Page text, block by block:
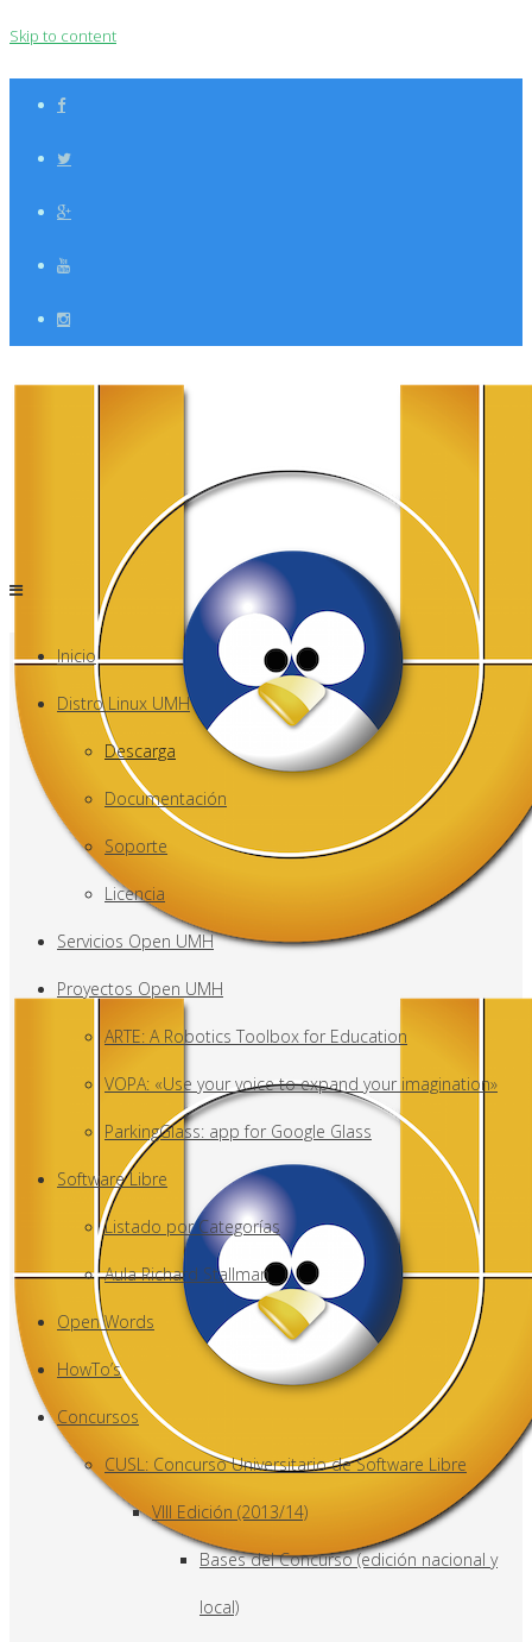
Skip to content
Inicio
Distro Linux UMH
Descarga
Documentación
Soporte
Licencia
Servicios Open UMH
Proyectos Open UMH
ARTE: A Robotics Toolbox for Education
VOPA: «Use your voice to expand your imagination»
ParkingGlass: app for Google Glass
Software Libre
Listado por Categorías
Aula Richard Stallman
Open Words
HowTo’s
Concursos
CUSL: Concurso Universitario de Software Libre
VIII Edición (2013/14)
Bases del Concurso (edición nacional y
local)